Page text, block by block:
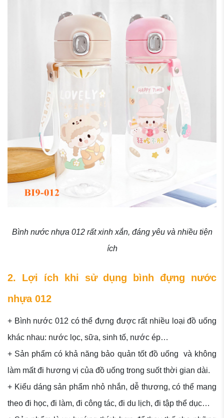
Bình nước nhựa 012 rất xinh xắn, đáng yêu và nhiều tiện
ích
2. Lợi ích khi sử dụng bình đựng nước
nhựa 012
+ Bình nước 012 có thể đựng được rất nhiều loại đồ uống
khác nhau: nước lọc, sữa, sinh tố, nước ép…
+ Sản phẩm có khả năng bảo quản tốt đồ uống và không
làm mất đi hương vị của đồ uống trong suốt thời gian dài.
+ Kiểu dáng sản phẩm nhỏ nhắn, dễ thương, có thể mang
theo đi học, đi làm, đi công tác, đi du lịch, đi tập thể dục…